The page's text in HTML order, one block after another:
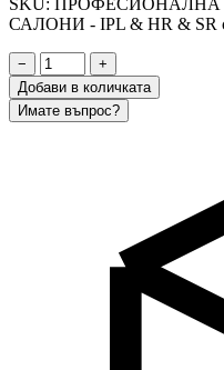
САЛОНИ - IPL & HR & SR
−
+
Добави в количката
Имате въпрос?